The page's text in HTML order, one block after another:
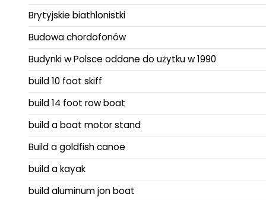
Brytyjskie biathlonistki
Budowa chordofonów
Budynki w Polsce oddane do użytku w 1990
build 10 foot skiff
build 14 foot row boat
build a boat motor stand
Build a goldfish canoe
build a kayak
build aluminum jon boat